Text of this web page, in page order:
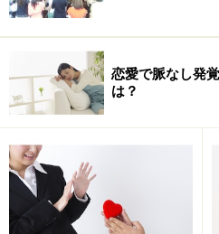
恋愛で脈なし発
は？